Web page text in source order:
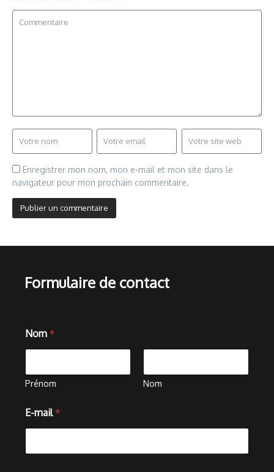
Enregistrer mon nom, mon e-mail et mon site dans le
navigateur pour mon prochain commentaire.
Formulaire de contact
u
E
m
a
l
*
Nom *
Prénom Nom
E-mail *